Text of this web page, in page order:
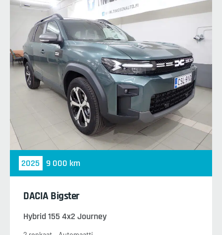
2025 9 000 km
DACIA Bigster
Hybrid 155 4x2 Journey